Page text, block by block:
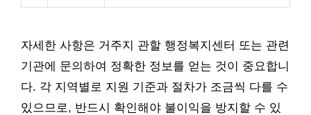
자세한 사항은 거주지 관할 행정복지센터 또는 관련
기관에 문의하여 정확한 정보를 얻는 것이 중요합니
다. 각 지역별로 지원 기준과 절차가 조금씩 다를 수
있으므로, 반드시 확인해야 불이익을 방지할 수 있